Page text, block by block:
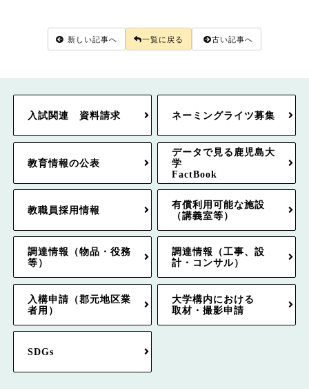
新しい記事へ 一覧に戻る 古い記事へ
入試関連 資料請求 ネーミングライツ募集
教育情報の公表
データで見る鹿児島大
学
FactBook
教職員採用情報
有償利用可能な施設
（講義室等）
調達情報（物品・役務
等）
調達情報（工事、設
計・コンサル）
入構申請（郡元地区業
者用）
大学構内における
取材・撮影申請
SDGs